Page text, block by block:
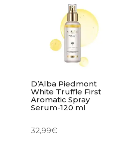
D’Alba Piedmont
White Truffle First
Aromatic Spray
Serum-120 ml
32,99€